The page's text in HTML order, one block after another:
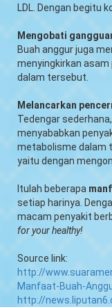
LDL. Dengan begitu
Mengobati
Buah anggur juga
menyingkirkan asam
dalam tersebut.
Melancarkan
Tedengar
menyababkan
metabolisme dalam
yaitu dengan
Itulah beberapa
setiap harinya.
macam penyakit
for your healthy!
Source link:
http://
Manfaat-Buah-
http://